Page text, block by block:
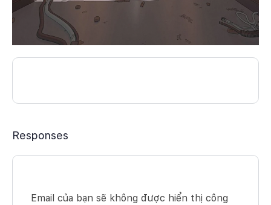
Responses
Email của bạn sẽ không được hiển thị công